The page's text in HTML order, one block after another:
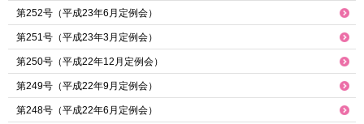
第252号（平成23年6月定例会）
第251号（平成23年3月定例会）
第250号（平成22年12月定例会）
第249号（平成22年9月定例会）
第248号（平成22年6月定例会）